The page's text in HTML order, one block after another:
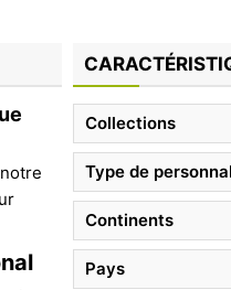
Collections
Type de
Continents
Pays